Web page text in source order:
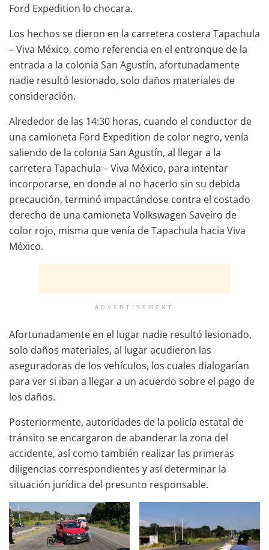
Ford Expedition lo chocara.
Los hechos se dieron en la carretera costera Tapachula
– Viva México, como referencia en el entronque de la
entrada a la colonia San Agustín, afortunadamente
nadie resultó lesionado, solo daños materiales de
consideración.
Alrededor de las 14:30 horas, cuando el conductor de
una camioneta Ford Expedition de color negro, venía
saliendo de la colonia San Agustín, al llegar a la
carretera Tapachula – Viva México, para intentar
incorporarse, en donde al no hacerlo sin su debida
precaución, terminó impactándose contra el costado
derecho de una camioneta Volkswagen Saveiro de
color rojo, misma que venía de Tapachula hacia Viva
México.
ADVERTISEMENT
Afortunadamente en el lugar nadie resultó lesionado,
solo daños materiales, al lugar acudieron las
aseguradoras de los vehículos, los cuales dialogarían
para ver si iban a llegar a un acuerdo sobre el pago de
los daños.
Posteriormente, autoridades de la policía estatal de
tránsito se encargaron de abanderar la zona del
accidente, así como también realizar las primeras
diligencias correspondientes y así determinar la
situación jurídica del presunto responsable.